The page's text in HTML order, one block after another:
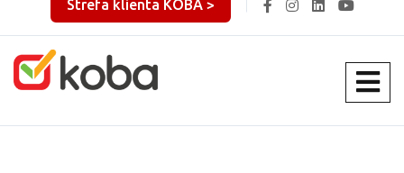
Strefa klienta KOBA >